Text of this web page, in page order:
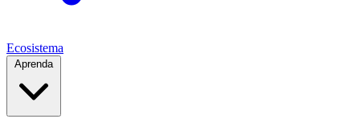
Ecosistema
Aprenda